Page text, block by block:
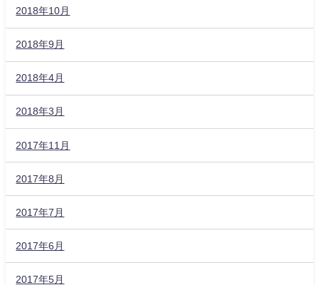
2018年10月
2018年9月
2018年4月
2018年3月
2017年11月
2017年8月
2017年7月
2017年6月
2017年5月